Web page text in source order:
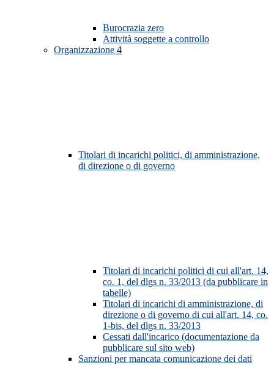
Burocrazia zero
Attività soggette a controllo
Organizzazione 4
Titolari di incarichi politici, di amministrazione,
di direzione o di governo
Titolari di incarichi politici di cui all'art. 14,
co. 1, del dlgs n. 33/2013 (da pubblicare in
tabelle)
Titolari di incarichi di amministrazione, di
direzione o di governo di cui all'art. 14, co.
1-bis, del dlgs n. 33/2013
Cessati dall'incarico (documentazione da
pubblicare sul sito web)
Sanzioni per mancata comunicazione dei dati